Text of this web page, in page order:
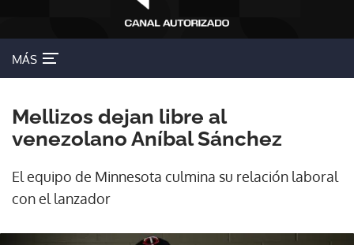
MÁS
Mellizos dejan libre al
venezolano Aníbal Sánchez
El equipo de Minnesota culmina su relación laboral
con el lanzador